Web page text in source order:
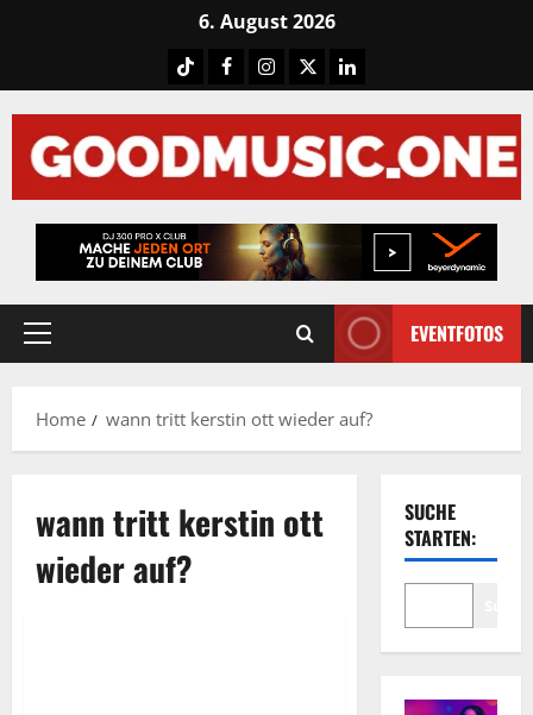
6. August 2026
TiktokFacebook
Instagram
X LinkedIN
Primary
EVENTFOTOS
Home wann tritt kerstin ott wieder auf?
wann tritt kerstin ott
wieder auf?
SUCHE
STARTEN: